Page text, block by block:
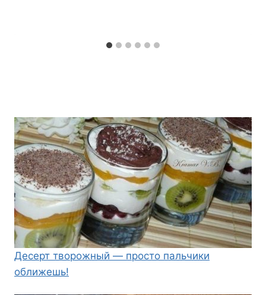
Десерт творожный — просто пальчики
оближешь!